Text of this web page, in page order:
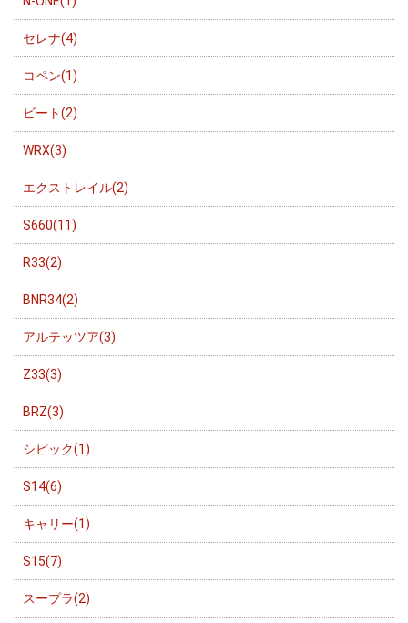
セレナ(4)
コペン(1)
ビート(2)
WRX(3)
エクストレイル(2)
S660(11)
R33(2)
BNR34(2)
アルテッツア(3)
Z33(3)
BRZ(3)
シビック(1)
S14(6)
キャリー(1)
S15(7)
スープラ(2)